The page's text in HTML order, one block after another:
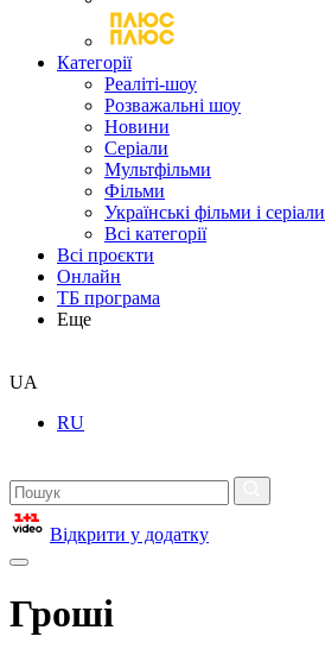
Категорії
Реаліті-шоу
Розважальні шоу
Новини
Серіали
Мультфільми
Фільми
Українські фільми і серіали
Всі категорії
Всі проєкти
Онлайн
ТБ програма
Еще
UA
RU
Відкрити у додатку
Гроші